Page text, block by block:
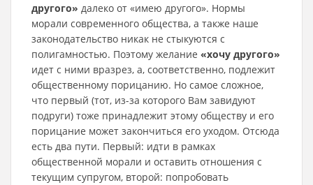
другого» далеко от «имею другого». Нормы
морали современного общества, а также наше
законодательство никак не стыкуются с
полигамностью. Поэтому желание «хочу другого»
идет с ними вразрез, а, соответственно, подлежит
общественному порицанию. Но самое сложное,
что первый (тот, из-за которого Вам завидуют
подруги) тоже принадлежит этому обществу и его
порицание может закончиться его уходом. Отсюда
есть два пути. Первый: идти в рамках
общественной морали и оставить отношения с
текущим супругом, второй: попробовать